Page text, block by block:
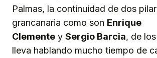
Palmas, la continuidad de dos
grancanaria como son Enrique
Clemente y Sergio Barcia, de
lleva hablando mucho tiempo de